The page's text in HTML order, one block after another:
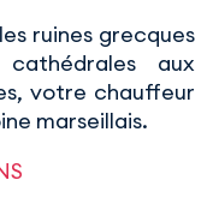
ruines grecques
aux
votre chauffeur
marseillais.